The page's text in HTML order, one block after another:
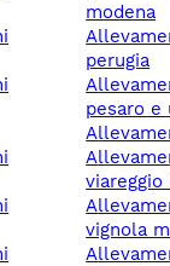
modena
allevamento cani
perugia
allevamento cani
pesaro e
allevamento cani
viareggio
allevamento cani
vignola
allevamento cani